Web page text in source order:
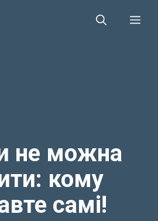
не можна
кому
самі!